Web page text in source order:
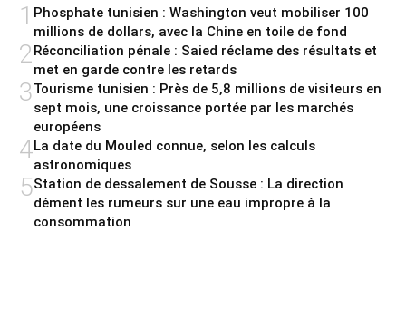
1 Phosphate tunisien : Washington veut mobiliser 100
millions de dollars, avec la Chine en toile de fond
2Réconciliation pénale : Saied réclame des résultats et
met en garde contre les retards
3Tourisme tunisien : Près de 5,8 millions de visiteurs en
sept mois, une croissance portée par les marchés
européens
4La date du Mouled connue, selon les calculs
astronomiques
5Station de dessalement de Sousse : La direction
dément les rumeurs sur une eau impropre à la
consommation